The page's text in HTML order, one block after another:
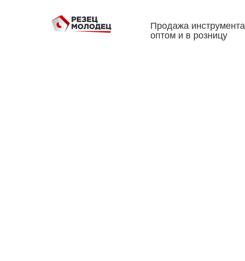
Продажа инструмента
оптом и в розницу